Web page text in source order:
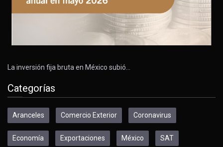
La inversión fija bruta en México subió…
Categorías
Aranceles Comercio Exterior Coronavirus
Economía Exportaciones México SAT